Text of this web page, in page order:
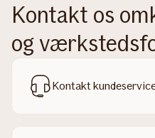
Kontakt os
og
Kontakt